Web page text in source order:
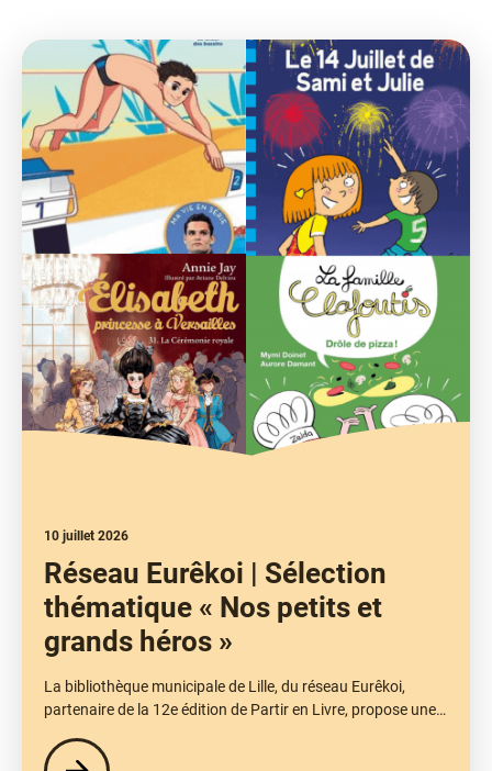
10 juillet 2026
Réseau Eurêkoi | Sélection
thématique « Nos petits et
grands héros »
La bibliothèque municipale de Lille, du réseau Eurêkoi,
partenaire de la 12e édition de Partir en Livre, propose une…